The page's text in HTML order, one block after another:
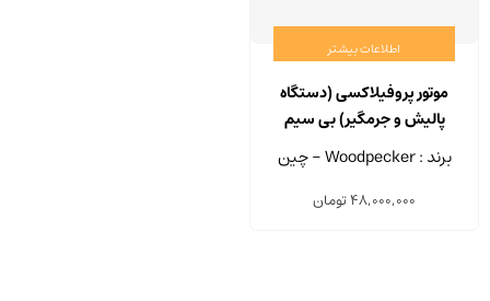
اطلاعات بیشتر
موتور پروفیلاکسی (دستگاه
پالیش و جرمگیر) بی سیم
وودپکر مدل K-PO برند : Woodpecker - چین
48,000,000تومان